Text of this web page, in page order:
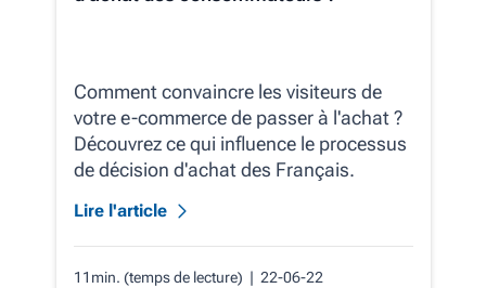
Comment convaincre les visiteurs de
votre e-commerce de passer à l'achat ?
Découvrez ce qui influence le processus
de décision d'achat des Français.
Lire l'article
11min. (temps de lecture) | 22-06-22